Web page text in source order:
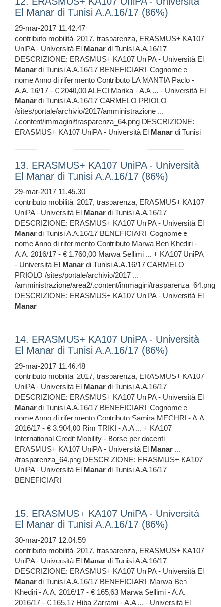
El Manar di Tunisi A.A.16/17 (86%)
29-mar-2017 11.42.47
contributo mobilità, 2017, trasparenza, ERASMUS+ KA107
UniPA - Università El Manar di Tunisi A.A.16/17
DESCRIZIONE: ERASMUS+ KA107 UniPA - Università El
Manar di Tunisi A.A.16/17 BENEFICIARI: Cognome e
nome Anno di riferimento Contributo LA MANTIA Paolo -
A.A. 16/17 - € 2040,00 ALECI Marika - A.A ... - Università El
Manar di Tunisi A.A.16/17 CARMELO PRIOLO
/sites/portale/archivio/2017/amministrazione ...
/.content/immagini/trasparenza_64.png DESCRIZIONE:
ERASMUS+ KA107 UniPA - Università El Manar di Tunisi
13. ERASMUS+ KA107 UniPA - Università
El Manar di Tunisi A.A.16/17 (86%)
29-mar-2017 11.45.30
contributo mobilità, 2017, trasparenza, ERASMUS+ KA107
UniPA - Università El Manar di Tunisi A.A.16/17
DESCRIZIONE: ERASMUS+ KA107 UniPA - Università El
Manar di Tunisi A.A.16/17 BENEFICIARI: Cognome e
nome Anno di riferimento Contributo Marwa Ben Khediri -
A.A. 2016/17 - € 1.760,00 Marwa Sellimi ... + KA107 UniPA
- Università El Manar di Tunisi A.A.16/17 CARMELO
PRIOLO /sites/portale/archivio/2017 ...
/amministrazione/area2/.content/immagini/trasparenza_64.png
DESCRIZIONE: ERASMUS+ KA107 UniPA - Università El
Manar
14. ERASMUS+ KA107 UniPA - Università
El Manar di Tunisi A.A.16/17 (86%)
29-mar-2017 11.46.48
contributo mobilità, 2017, trasparenza, ERASMUS+ KA107
UniPA - Università El Manar di Tunisi A.A.16/17
DESCRIZIONE: ERASMUS+ KA107 UniPA - Università El
Manar di Tunisi A.A.16/17 BENEFICIARI: Cognome e
nome Anno di riferimento Contributo Samira MECHRI - A.A.
2016/17 - € 3.904,00 Rim TRIKI - A.A ... + KA107
International Credit Mobility - Borse per docenti
ERASMUS+ KA107 UniPA - Università El Manar ...
/trasparenza_64.png DESCRIZIONE: ERASMUS+ KA107
UniPA - Università El Manar di Tunisi A.A.16/17
BENEFICIARI
15. ERASMUS+ KA107 UniPA - Università
El Manar di Tunisi A.A.16/17 (86%)
30-mar-2017 12.04.59
contributo mobilità, 2017, trasparenza, ERASMUS+ KA107
UniPA - Università El Manar di Tunisi A.A.16/17
DESCRIZIONE: ERASMUS+ KA107 UniPA - Università El
Manar di Tunisi A.A.16/17 BENEFICIARI: Marwa Ben
Khediri - A.A. 2016/17 - € 165,63 Marwa Sellimi - A.A.
2016/17 - € 165,17 Hiba Zarrami - A.A ... - Università El